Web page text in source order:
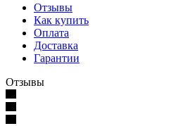
Отзывы
Как купить
Оплата
Доставка
Гарантии
Отзывы